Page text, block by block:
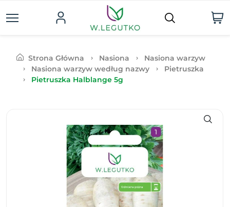
Strona Główna Nasiona
Nasiona warzyw
Nasiona warzyw według nazwy
Pietruszka
Pietruszka Halblange 5g